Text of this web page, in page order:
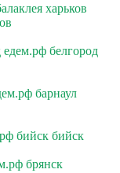
харьков
едем.рф белгород
барнаул
бийск бийск
брянск